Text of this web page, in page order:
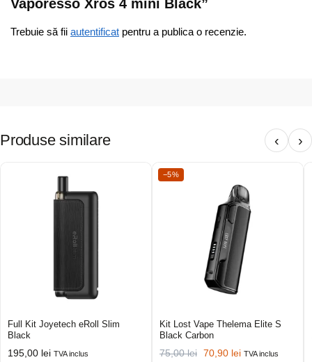
Vaporesso Xros 4 mini Black”
Trebuie să fii autentificat pentru a publica o recenzie.
Produse similare ‹ ›
Full Kit Joyetech eRoll Slim
Black
195,00 lei TVA inclus
−5%
Kit Lost Vape Thelema Elite S
Black Carbon
75,00lei 70,90 lei TVA inclus